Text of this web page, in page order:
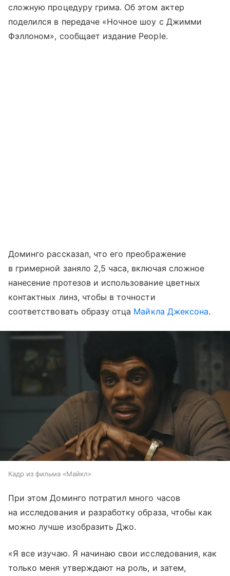
сложную процедуру грима. Об этом актер
поделился в передаче «Ночное шоу с Джимми
Фэллоном», сообщает издание People.
Доминго рассказал, что его преображение
в гримерной заняло 2,5 часа, включая сложное
нанесение протезов и использование цветных
контактных линз, чтобы в точности
соответствовать образу отца Майкла Джексона.
Кадр из фильма «Майкл»
При этом Доминго потратил много часов
на исследования и разработку образа, чтобы как
можно лучше изобразить Джо.
«Я все изучаю. Я начинаю свои исследования, как
только меня утверждают на роль, и затем,